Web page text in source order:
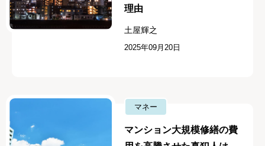
理由
土屋輝之
2025年09月20日
マネー
マンション大規模修繕の費